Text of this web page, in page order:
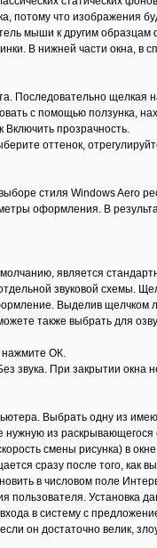
потому что изображения
мыши к другим
В нижней части окна, в
Последовательно щелкая
с помощью ползунка,
прозрачность.
оттенок,
стиля Windows Aero
оформления. В
является
звуковой схемы.
Выделив щелчком
также выбрать для
нажмите ОК.
звука. При закрытии окна
Выбрать одну из
нужную из раскрывающегося
смены рисунка) в
сразу после того, как
в числовом поле
пользователя. Установка
в систему с
он достаточно велик,